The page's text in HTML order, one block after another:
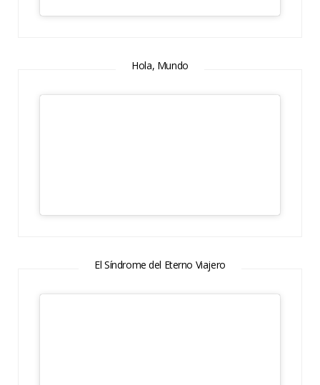
Hola, Mundo
El Síndrome del Eterno Viajero